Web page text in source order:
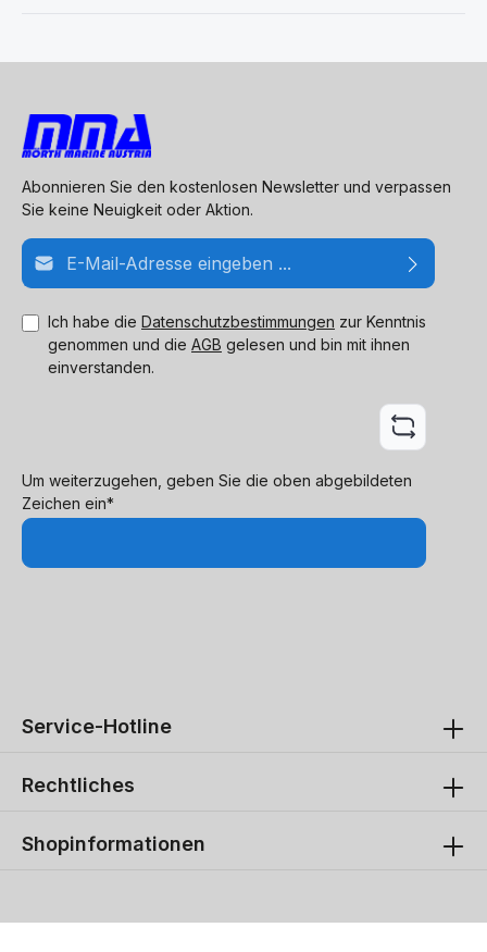
Abonnieren Sie den kostenlosen Newsletter und verpassen
Sie keine Neuigkeit oder Aktion.
E-Mail-Adresse*
Ich habe die Datenschutzbestimmungen zur Kenntnis
genommen und die AGB gelesen und bin mit ihnen
einverstanden.
Um weiterzugehen, geben Sie die oben abgebildeten
Zeichen ein*
Service-Hotline
Rechtliches
Shopinformationen